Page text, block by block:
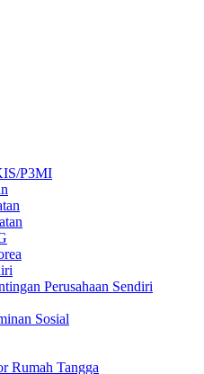
P3MI
Perusahaan Sendiri
Sosial
Rumah Tangga